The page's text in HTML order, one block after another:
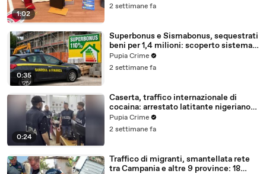
1:02
2 settimane fa
0:35
Superbonus e Sismabonus, sequestrati
beni per 1,4 milioni: scoperto sistema
con false abitazioni (29.07.26)
Pupia Crime
2 settimane fa
0:24
Caserta, traffico internazionale di
cocaina: arrestato latitante nigeriano
ricercato dal 2019 (28.07.26)
Pupia Crime
2 settimane fa
Traffico di migranti, smantellata rete
tra Campania e altre 9 province: 18